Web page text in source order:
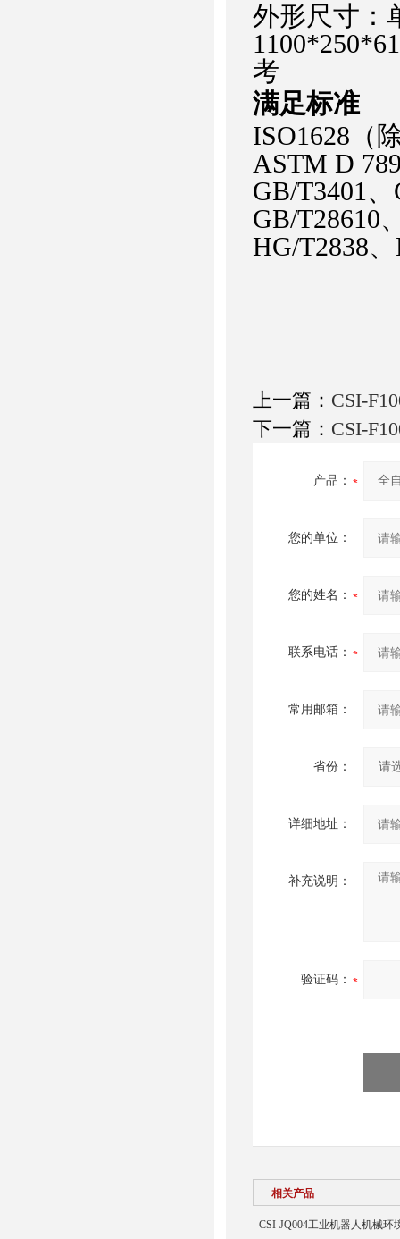
外形尺寸：
考
满足标准
ISO1628（
ASTM D
GB/T3401
GB/T28610
HG/T2838
上一篇： CSI-
下一篇： CSI-
产品：
您的单位：
您的姓名：
联系电话：
常用邮箱：
省份：
详细地址：
补充说明：
验证码：
相关产品
CSI-JQ004工业机器人机械